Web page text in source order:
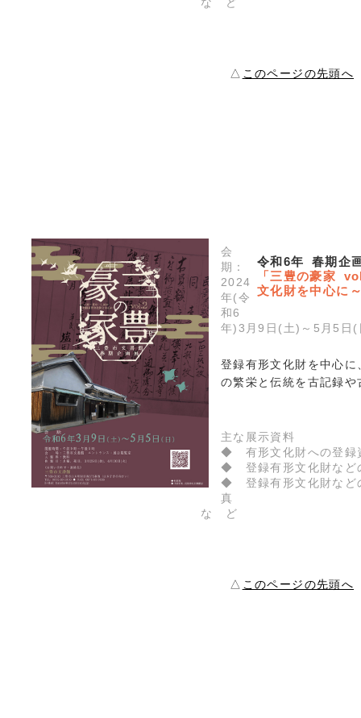
な ど
△ このページの先頭へ
令和6年 春期企
「三豊の豪家
文化財を中心に
会
期：
2024
年(令
和6
年)3月9日(土)～5月5日(
登録有形文化財を中心に
の繁栄と伝統を古記録
主な展示資料
◆ 有形文化財への登録
◆ 登録有形文化財など
◆ 登録有形文化財など
真
な ど
△ このページの先頭へ